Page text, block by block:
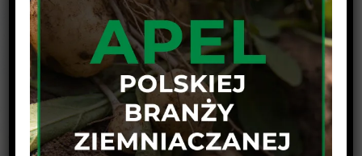
Udostępnij wpis na swojej platformie !